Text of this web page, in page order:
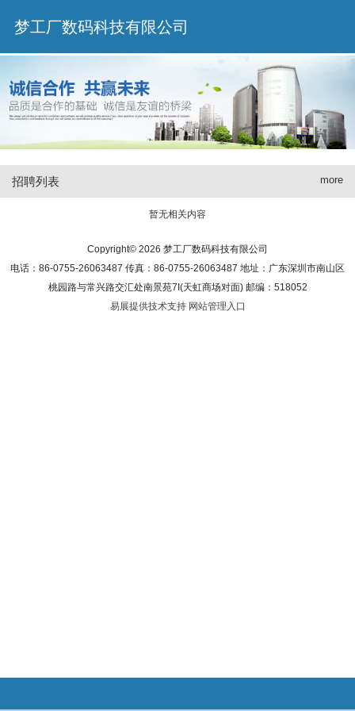
梦工厂数码科技有限公司
招聘列表 more
暂无相关内容
Copyright© 2026 梦工厂数码科技有限公司
电话：86-0755-26063487 传真：86-0755-26063487 地址：广东深圳市南山区
桃园路与常兴路交汇处南景苑7I(天虹商场对面) 邮编：518052
易展提供技术支持 网站管理入口